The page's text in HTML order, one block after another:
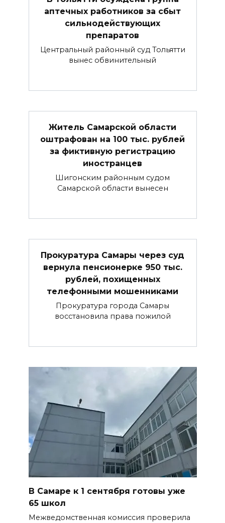
аптечных работников за сбыт
сильнодействующих
препаратов
Центральный районный суд Тольятти
вынес обвинительный
Житель Самарской области
оштрафован на 100 тыс. рублей
за фиктивную регистрацию
иностранцев
Шигонским районным судом
Самарской области вынесен
Прокуратура Самары через суд
вернула пенсионерке 950 тыс.
рублей, похищенных
телефонными мошенниками
Прокуратура города Самары
восстановила права пожилой
В Самаре к 1 сентября готовы уже
65 школ
Межведомственная комиссия проверила